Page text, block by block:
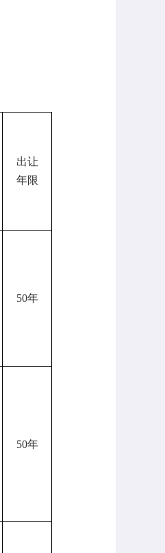
出让
年限
50年
50年